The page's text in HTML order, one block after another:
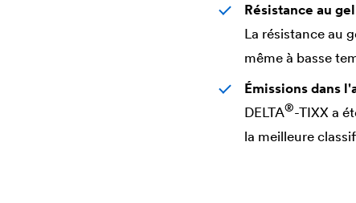
Résistance au gel
La résistance au
même à basse
Émissions dans
DELTA®-TIXX a
la meilleure